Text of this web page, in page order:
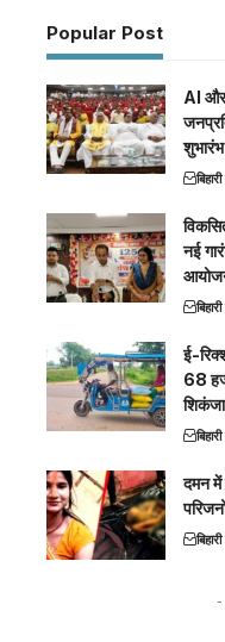
Popular Post
AI और
शुभारंभ
नई
ई-
68
शिकंजा
दमन में
-